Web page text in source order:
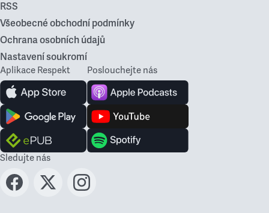
RSS
Všeobecné obchodní podmínky
Ochrana osobních údajů
Nastavení soukromí
Aplikace Respekt Poslouchejte nás
Sledujte nás